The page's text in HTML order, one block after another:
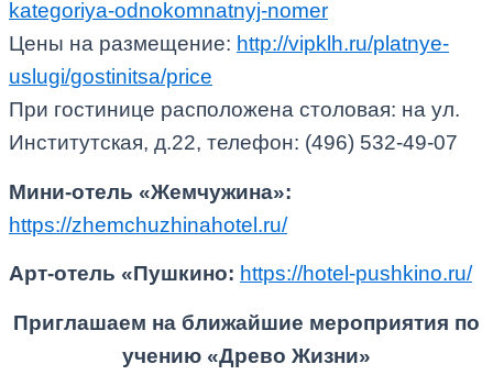
kategoriya-odnokomnatnyj-nomer
Цены на размещение: http://vipklh.ru/platnye-
uslugi/gostinitsa/price
При гостинице расположена столовая: на ул.
Институтская, д.22, телефон: (496) 532-49-07
Мини-отель «Жемчужина»:
https://zhemchuzhinahotel.ru/
Арт-отель «Пушкино: https://hotel-pushkino.ru/
Приглашаем на ближайшие мероприятия по
учению «Древо Жизни»